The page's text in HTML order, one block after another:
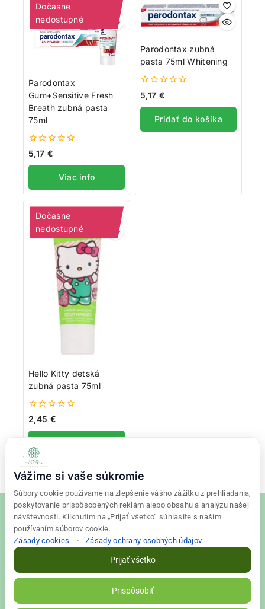
Dočasne
nedostupné
Parodontax
Gum+Sensitive Fresh
Breath zubná pasta
75ml
0
5
5,17 €
Viac info
Parodontax zubná
pasta 75ml Whitening
0
5
5,17 €
Pridať do košíka
Dočasne
nedostupné
Hello Kitty detská
zubná pasta 75ml
0
5
2,45 €
Zásady ochrany osobných údajov|
Vážime si vaše súkromie
Súbory cookie používame na zlepšenie vášho zážitku z prehliadania,
poskytovanie prispôsobených reklám alebo obsahu a analýzu našej
návštevnosti. Kliknutím na „Prijať všetko” súhlasíte s naším
používaním súborov cookie.
Zásady cookies
• Zásady ochrany osobných údajov
Prispôsobiť
Prijať všetko